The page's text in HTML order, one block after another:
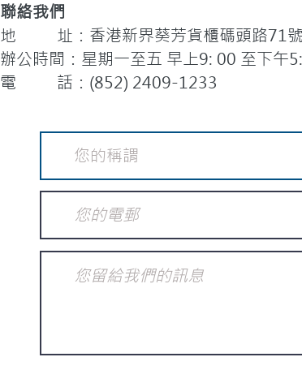
聯絡我們
地 址：香港新界葵芳貨櫃碼頭路71號
辦公時間：星期一至五 早上9: 00 至下午
電 話：(852) 2409-1233